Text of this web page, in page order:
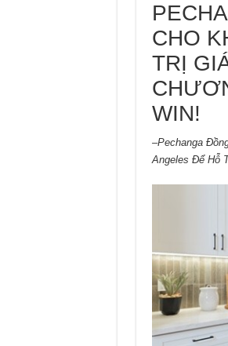
CHO
TRỊ
WIN!
–Pechanga
Angeles Để Hỗ